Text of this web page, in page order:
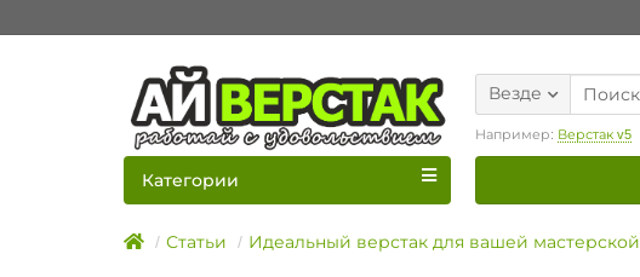
Везде
Например: Верстак v5
Категории
Статьи Идеальный верстак для вашей мастерской